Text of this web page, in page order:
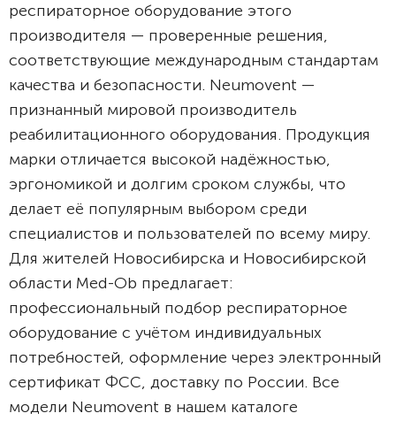
респираторное оборудование этого
производителя — проверенные решения,
соответствующие международным стандартам
качества и безопасности. Neumovent —
признанный мировой производитель
реабилитационного оборудования. Продукция
марки отличается высокой надёжностью,
эргономикой и долгим сроком службы, что
делает её популярным выбором среди
специалистов и пользователей по всему миру.
Для жителей Новосибирска и Новосибирской
области Med-Ob предлагает:
профессиональный подбор респираторное
оборудование с учётом индивидуальных
потребностей, оформление через электронный
сертификат ФСС, доставку по России. Все
модели Neumovent в нашем каталоге